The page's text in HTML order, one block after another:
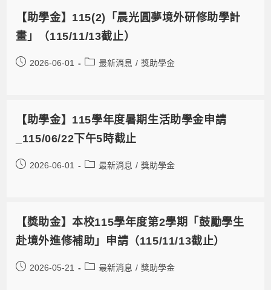
【助學金】115(2)「晨光圓夢境外研修助學計
畫」（115/11/13截止）
2026-06-01 最新消息 / 獎助學金
【助學金】115學年度暑期生活助學金申請
_115/06/22下午5時截止
2026-06-01 最新消息 / 獎助學金
【獎助金】本校115學年度第2學期「鼓勵學生
赴境外進修補助」申請（115/11/13截止）
2026-05-21 最新消息 / 獎助學金